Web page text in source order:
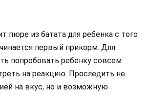
пюре из батата для ребенка с того
первый прикорм. Для
попробовать ребенку совсем
на реакцию. Проследить не
на вкус, но и возможную